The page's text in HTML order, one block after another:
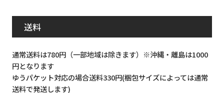
送料
通常送料は780円（一部地域は除きます）※沖縄・離島は1000
円となります
ゆうパケット対応の場合送料330円(梱包サイズによっては通常
送料で発送します)